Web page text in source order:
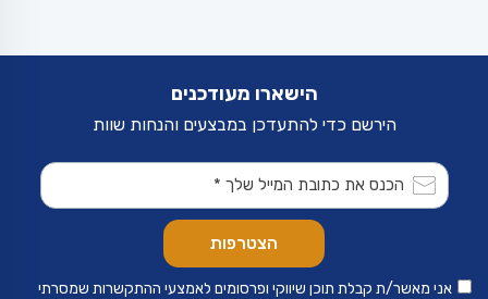
הישארו מעודכנים
הירשם כדי להתעדכן במבצעים והנחות שוות
אני מאשר/ת קבלת תוכן שיווקי ופרסומים לאמצעי ההתקשרות שמסרתי